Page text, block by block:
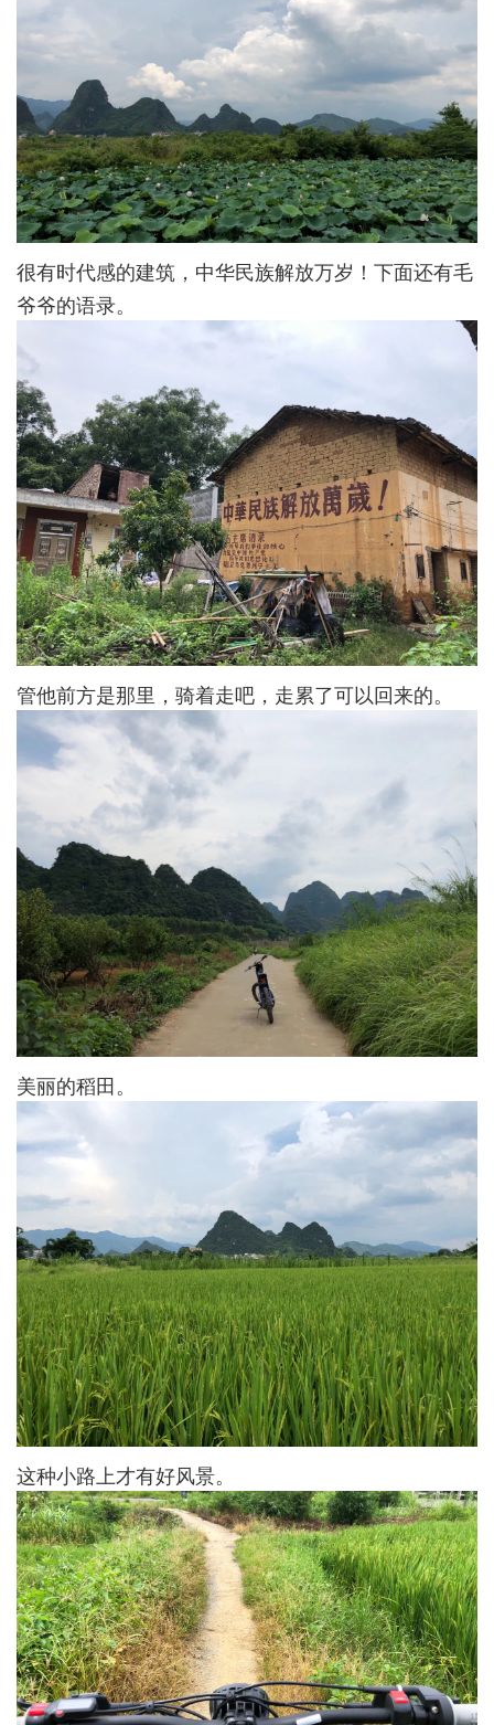
很有时代感的建筑，中华民族解放万岁！下面还有毛
爷爷的语录。
管他前方是那里，骑着走吧，走累了可以回来的。
美丽的稻田。
这种小路上才有好风景。